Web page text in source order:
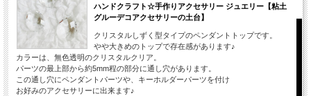
ハンドクラフト☆手作りアクセサリー ジュエリー【粘土
グルーデコアクセサリーの土台】
クリスタルしずく型タイプのペンダントトップです。
やや大きめのトップで存在感があります♪
カラーは、無色透明のクリスタルクリア。
パーツの最上部から約5mm程の部分に通し穴があります。
この通し穴にペンダントパーツや、キーホルダーパーツを付け
お好みのアクセサリーに出来ます♪